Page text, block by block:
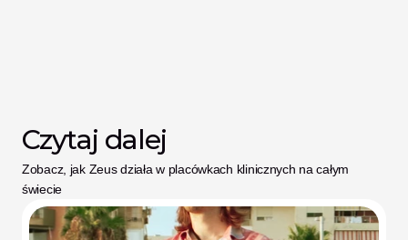
Czytaj dalej
Zobacz, jak Zeus działa w placówkach klinicznych na całym
świecie